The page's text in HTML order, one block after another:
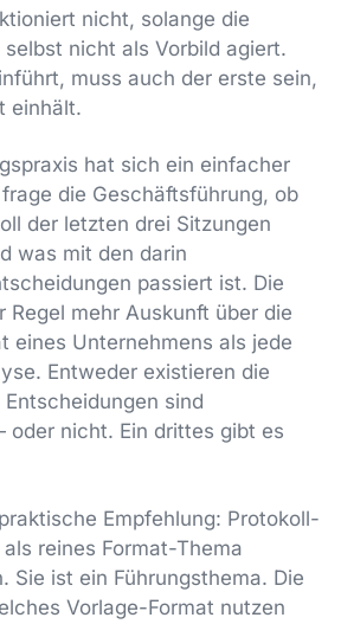
nicht, solange die
nicht als Vorbild agiert.
muss auch der erste sein,
einhält.
hat sich ein einfacher
die Geschäftsführung, ob
der letzten drei Sitzungen
was mit den darin
passiert ist. Die
Regel mehr Auskunft über die
eines Unternehmens als jede
Entweder existieren die
sind
nicht. Ein drittes gibt es
Empfehlung: Protokoll-
reines Format-Thema
Sie ist ein Führungsthema. Die
Vorlage-Format nutzen